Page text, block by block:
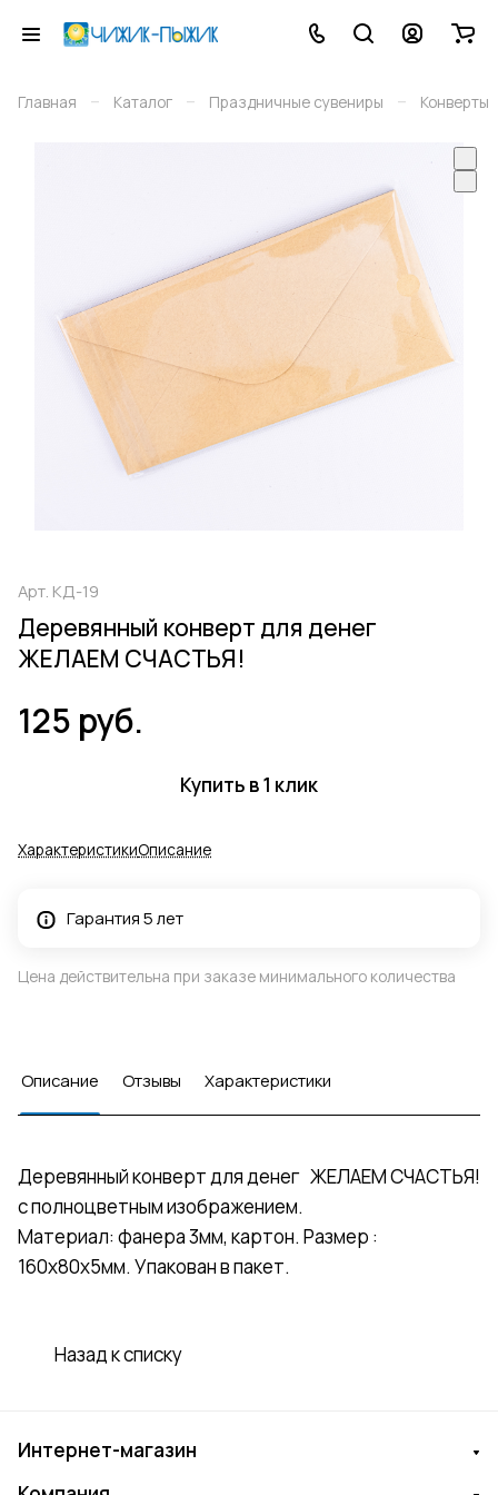
Главная – Каталог – Праздничные сувениры – Конверты
Арт. КД-19
Деревянный конверт для денег
ЖЕЛАЕМ СЧАСТЬЯ!
125 руб.
Купить в 1 клик
ХарактеристикиОписание
Гарантия 5 лет
Цена действительна при заказе минимального количества
Описание Отзывы Характеристики
Деревянный конверт для денег ЖЕЛАЕМ СЧАСТЬЯ!
с полноцветным изображением.
Материал: фанера 3мм, картон. Размер :
160х80х5мм. Упакован в пакет.
Назад к списку
Интернет-магазин